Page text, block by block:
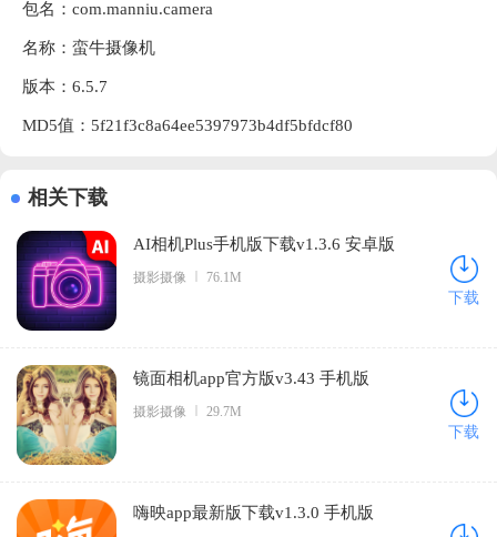
包名：com.manniu.camera
名称：蛮牛摄像机
版本：6.5.7
MD5值：5f21f3c8a64ee5397973b4df5bfdcf80
相关下载
AI相机Plus手机版下载v1.3.6 安卓版
摄影摄像 76.1M
下载
镜面相机app官方版v3.43 手机版
摄影摄像 29.7M
下载
嗨映app最新版下载v1.3.0 手机版